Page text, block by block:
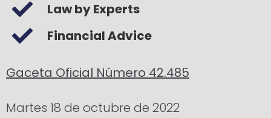
Law by Experts
Financial Advice
Gaceta Oficial Número 42.485
Martes 18 de octubre de 2022